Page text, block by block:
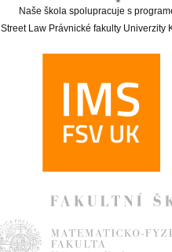
Naše škola spolupracuje s
Street Law Právnické fakulty Univerzity